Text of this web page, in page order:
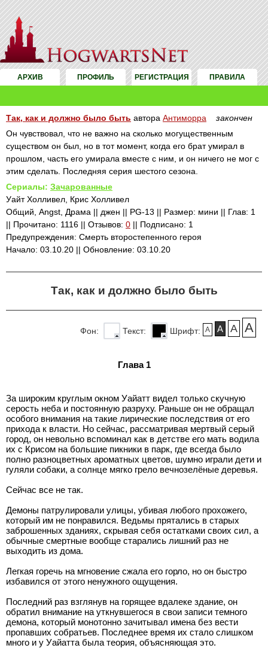
АРХИВ ПРОФИЛЬ РЕГИСТРАЦИЯ ПРАВИЛА
Так, как и должно было быть автора Антиморра
закончен
Он чувствовал, что не важно на сколько могущественным
существом он был, но в тот момент, когда его брат умирал в
прошлом, часть его умирала вместе с ним, и он ничего не мог с
этим сделать. Последняя серия шестого сезона.
Сериалы: Зачарованные
Уайт Холливел, Крис Холливел
Общий, Angst, Драма || джен || PG-13 || Размер: мини || Глав: 1
|| Прочитано: 1116 || Отзывов: 0 || Подписано: 1
Предупреждения: Смерть второстепенного героя
Начало: 03.10.20 || Обновление: 03.10.20
Так, как и должно было быть
A A A A
Шрифт:
Текст:
Фон:
Глава 1
За широким круглым окном Уайатт видел только скучную
серость неба и постоянную разруху. Раньше он не обращал
особого внимания на такие лирические последствия от его
прихода к власти. Но сейчас, рассматривая мертвый серый
город, он невольно вспоминал как в детстве его мать водила
их с Крисом на большие пикники в парк, где всегда было
полно разноцветных ароматных цветов, шумно играли дети и
гуляли собаки, а солнце мягко грело вечнозелёные деревья.
Сейчас все не так.
Демоны патрулировали улицы, убивая любого прохожего,
который им не понравился. Ведьмы прятались в старых
заброшенных зданиях, скрывая себя остатками своих сил, а
обычные смертные вообще старались лишний раз не
выходить из дома.
Легкая горечь на мгновение сжала его горло, но он быстро
избавился от этого ненужного ощущения.
Последний раз взглянув на горящее вдалеке здание, он
обратил внимание на уткнувшегося в свои записи темного
демона, который монотонно зачитывал имена без вести
пропавших собратьев. Последнее время их стало слишком
много и у Уайатта была теория, объясняющая это.